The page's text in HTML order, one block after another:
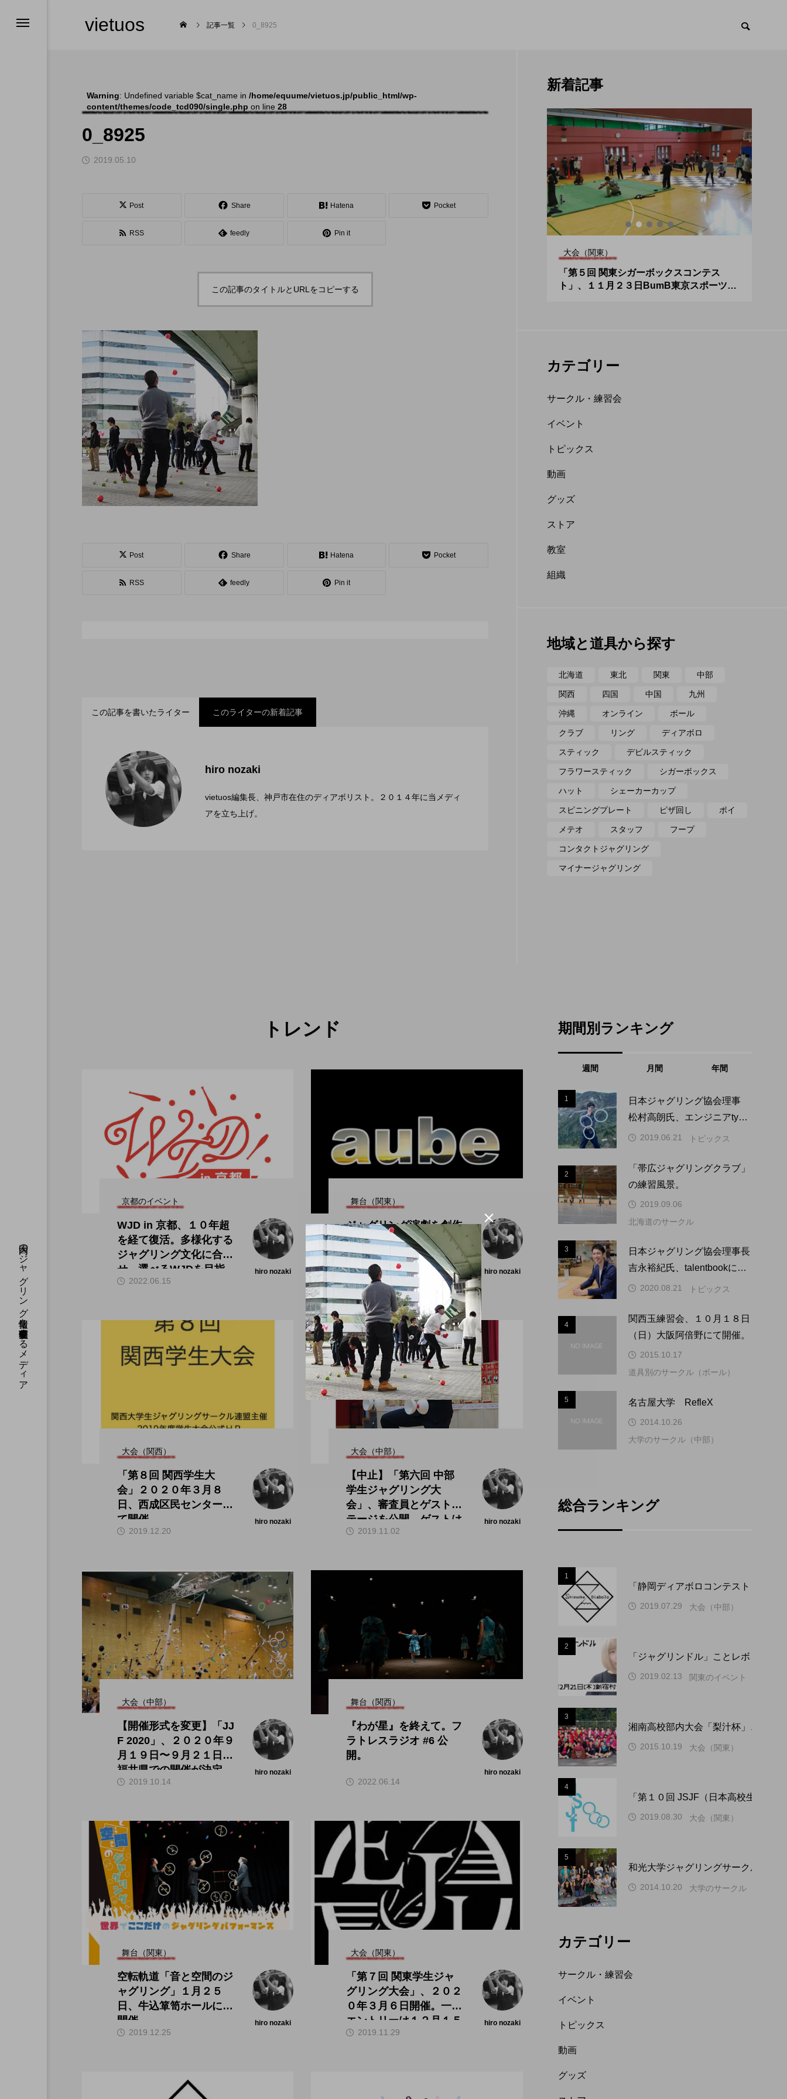
国内のジャグリング情報を収集・整理・発信するメディア
発表会
「JJF 2020」、開催形
式を変更。国内各地で
オンラインとオフライ
2020.08.18
イベント
「ディアボロサマーフ
ェスティバル ２０２
２」、８月２６日開
トピックス
ジャグリング新人戦、
運営メンバーを募集
交流会
「Fanta Stick 2022」
開催決定。

北海道 東北 関東 オンライン
ボール クラブ リング フラワースティック
ポイ
スタッフ フープ コンタクトジャグリング マイナージャグリング
vietuos 記事一覧 0_8925
Warning: Undefined variable $cat_name in /home/equume/vietuos.jp/public_html/wp-
content/themes/code_tcd090/single.php on line 28
0_8925
2019.05.10
Post Share Hatena Pocket
RSS feedly Pin it
この記事のタイトルとURLをコピーする
Post Share Hatena Pocket
RSS feedly Pin it
この記事を書いたライター このライターの新着記事
hiro nozaki
vietuos編集長、神戸市在住のディアボリスト。２０１４年に当メディ
アを立ち上げ。
2022.06.21
2022.06.21
「第５回 関東シガーボックスコンテスト」、１１月２３日BumB東京スポーツ
文化館にて開催。
新着記事
「WJD 2022」終了。各地の様子とフォト
コンテスト結果。
「ディアボロサマーフェスティバル ２０２
２」、８月２６日開催。
大会（関東）
「第５回 関東シガーボックスコンテス
ト」、１１月２３日BumB東京スポーツ文
カテゴリー
サークル・練習会
イベント
トピックス
動画
グッズ
ストア
教室
組織
地域と道具から探す
北海道 東北 関東 中部
関西 四国 中国 九州
沖縄 オンライン ボール
クラブ リング ディアボロ
スティック デビルスティック
フラワースティック シガーボックス
ハット シェーカーカップ
スピニングプレート ピザ回し ポイ
メテオ スタッフ フープ
コンタクトジャグリング
マイナージャグリング
トレンド
京都のイベント
WJD in 京都、１０年超
を経て復活。多様化する
ジャグリング文化に合わ
せ、選べるWJDを目指
す。
hiro nozaki
2022.06.15
舞台（関東）
ジャグリング演劇を創作
する「aube」の過去公
演ダイジェスト動画が公
開。
hiro nozaki
2019.11.08
大会（関西）
「第８回 関西学生大
会」２０２０年３月８
日、西成区民センターに
て開催。
hiro nozaki
2019.12.20
大会（中部）
【中止】「第六回 中部
学生ジャグリング大
会」、審査員とゲストス
テージを公開。ゲストは
田多加津輝氏。
hiro nozaki
2019.11.02
大会（中部）
【開催形式を変更】「JJ
F 2020」、２０２０年９
月１９日〜９月２１日、
福井県での開催が決定。
hiro nozaki
2019.10.14
舞台（関西）
『わが星』を終えて。フ
ラトレスラジオ #6 公
開。
hiro nozaki
2022.06.14
舞台（関東）
空転軌道「音と空間のジ
ャグリング」１月２５
日、牛込箪笥ホールにて
開催。
hiro nozaki
2019.12.25
大会（関東）
「第７回 関東学生ジャ
グリング大会」、２０２
０年３月６日開催。一次
エントリーは１２月１５
日から。
hiro nozaki
2019.11.29
期間別ランキング
週間 月間 年間
1
日本ジャグリング協会理事
松村高朗氏、エンジニアtype
にインタビュー掲載。
2019.06.21 トピックス
2
「帯広ジャグリングクラブ」
の練習風景。
2019.09.06
北海道のサークル
3
日本ジャグリング協会理事長
吉永裕紀氏、talentbookにイ
ンタビュー掲載。
2020.08.21 トピックス
4
関西玉練習会、１０月１８日
（日）大阪阿倍野にて開催。
2015.10.17
道具別のサークル（ボール）
5 名古屋大学 RefleX
2014.10.26
大学のサークル（中部）
総合ランキング
1
「静岡ディアボロコンテスト ２０
2019.07.29 大会（中部）
2
「ジャグリンドル」ことレボリュー
2019.02.13 関東のイベント
3
湘南高校部内大会「梨汁杯」、１０
2015.10.19 大会（関東）
4
「第１０回 JSJF（日本高校生ジャ
2019.08.30 大会（関東）
5
和光大学ジャグリングサークル WAP
2014.10.20 大学のサークル（関東）
カテゴリー
サークル・練習会
イベント
トピックス
動画
グッズ
